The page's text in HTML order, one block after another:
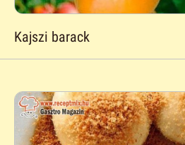
Kajszi barack